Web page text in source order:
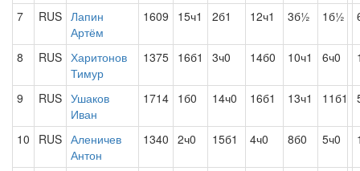
7 RUS Лапин
Артём
1609 15ч1 2б1 12ч1 3б½ 1б½
8 RUS Харитонов
Тимур
1375 16б1 3ч0 14б0 10ч1 6ч0
9 RUS Ушаков
Иван
1714 1б0 14ч0 16б1 13ч1 11б1
10 RUS Аленичев
Антон
1340 2ч0 15б1 4ч0 8б0 5ч0